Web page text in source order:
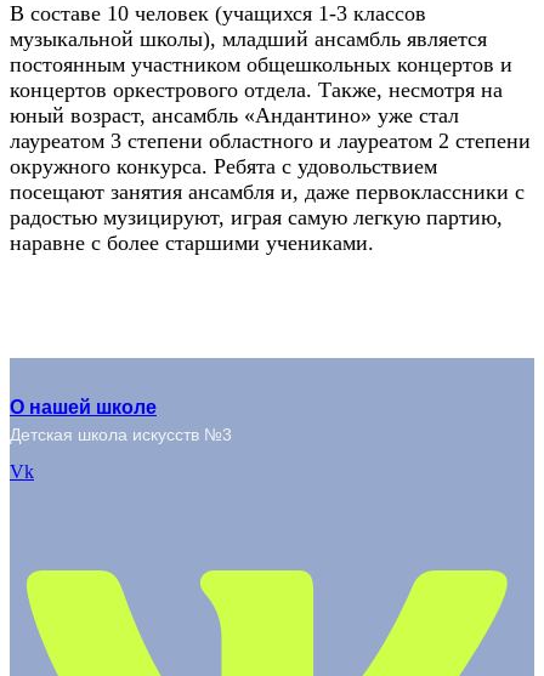
В составе 10 человек (учащихся 1-3 классов
музыкальной школы), младший ансамбль является
постоянным участником общешкольных концертов и
концертов оркестрового отдела. Также, несмотря на
юный возраст, ансамбль «Андантино» уже стал
лауреатом 3 степени областного и лауреатом 2 степени
окружного конкурса. Ребята с удовольствием
посещают занятия ансамбля и, даже первоклассники с
радостью музицируют, играя самую легкую партию,
наравне с более старшими учениками.
О нашей школе
Детская школа искусств №3
Vk